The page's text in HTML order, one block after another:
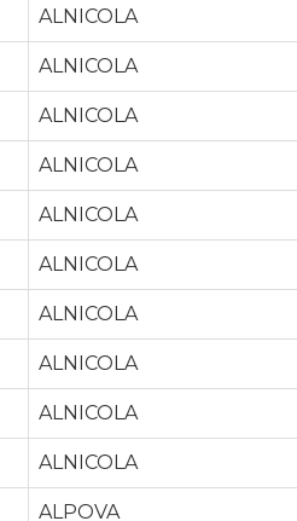
ALNICOLA
ALNICOLA
ALNICOLA
ALNICOLA
ALNICOLA
ALNICOLA
ALNICOLA
ALNICOLA
ALNICOLA
ALNICOLA
ALPOVA